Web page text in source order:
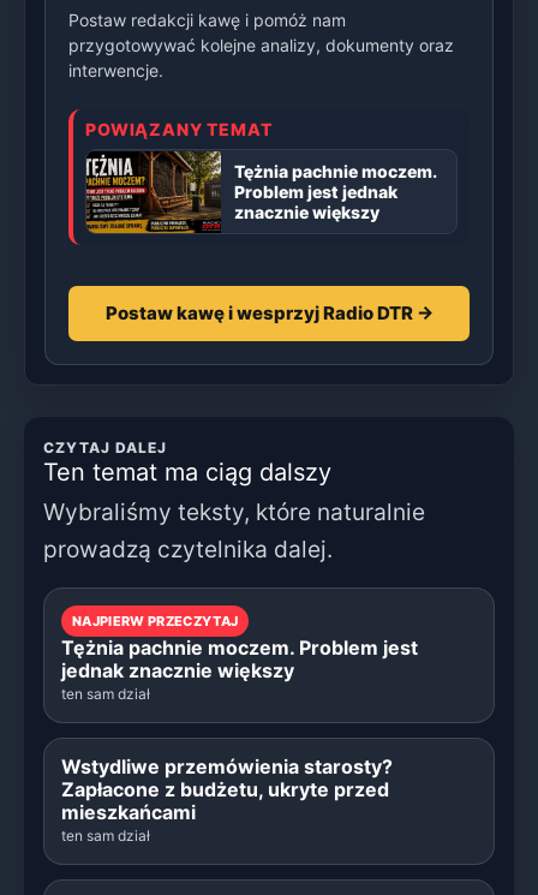
Postaw redakcji kawę i pomóż nam
przygotowywać kolejne analizy, dokumenty oraz
interwencje.
POWIĄZANY TEMAT
Tężnia pachnie moczem.
Problem jest jednak
znacznie większy
Postaw kawę i wesprzyj Radio DTR →
CZYTAJ DALEJ
Ten temat ma ciąg dalszy
Wybraliśmy teksty, które naturalnie
prowadzą czytelnika dalej.
NAJPIERW PRZECZYTAJ
Tężnia pachnie moczem. Problem jest
jednak znacznie większy
ten sam dział
Wstydliwe przemówienia starosty?
Zapłacone z budżetu, ukryte przed
mieszkańcami
ten sam dział